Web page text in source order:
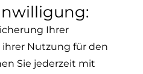
Ihrer
Nutzung für den
Sie jederzeit mit